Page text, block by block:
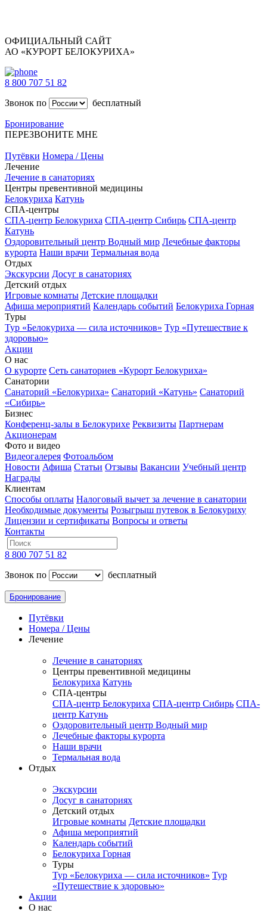
ОФИЦИАЛЬНЫЙ САЙТ
АО «КУРОРТ БЕЛОКУРИХА»
8 800 707 51 82
Звонок по
бесплатный
Бронирование
ПЕРЕЗВОНИТЕ МНЕ
Путёвки Номера / Цены
Лечение
Лечение в санаториях
Центры превентивной медицины
Белокуриха Катунь
СПА-центры
СПА-центр Белокуриха СПА-центр Сибирь СПА-центр
Катунь
Оздоровительный центр Водный мир Лечебные факторы
курорта Наши врачи Термальная вода
Отдых
Экскурсии Досуг в санаториях
Детский отдых
Игровые комнаты Детские площадки
Афиша мероприятий Календарь событий Белокуриха Горная
Туры
Тур «Белокуриха — сила источников» Тур «Путешествие к
здоровью»
Акции
О нас
О курорте Сеть санаториев «Курорт Белокуриха»
Санатории
Санаторий «Белокуриха» Санаторий «Катунь» Санаторий
«Сибирь»
Бизнес
Конференц-залы в Белокурихе Реквизиты Партнерам
Акционерам
Фото и видео
Видеогалерея Фотоальбом
Новости Афиша Статьи Отзывы Вакансии Учебный центр
Награды
Клиентам
Способы оплаты Налоговый вычет за лечение в санатории
Необходимые документы Розыгрыш путевок в Белокуриху
Лицензии и сертификаты Вопросы и ответы
Контакты
8 800 707 51 82
Звонок по
бесплатный
Бронирование
Путёвки
Номера / Цены
Лечение
Лечение в санаториях
Центры превентивной медицины
Белокуриха Катунь
СПА-центры
СПА-центр Белокуриха СПА-центр Сибирь СПА-
центр Катунь
Оздоровительный центр Водный мир
Лечебные факторы курорта
Наши врачи
Термальная вода
Отдых
Экскурсии
Досуг в санаториях
Детский отдых
Игровые комнаты Детские площадки
Афиша мероприятий
Календарь событий
Белокуриха Горная
Туры
Тур «Белокуриха — сила источников» Тур
«Путешествие к здоровью»
Акции
О нас